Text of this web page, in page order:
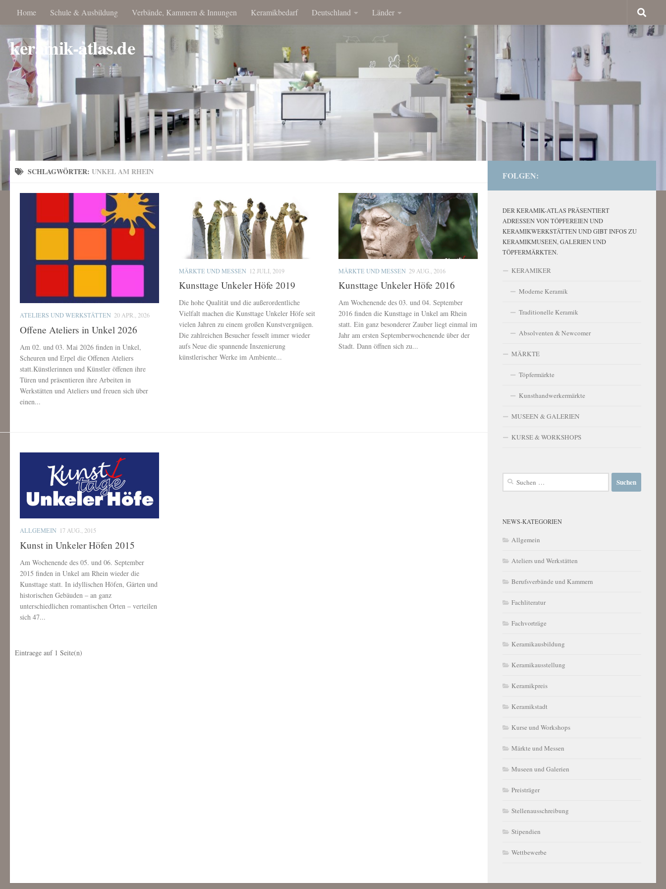
Home Schule & Ausbildung Verbände, Kammern & Innungen Keramikbedarf Deutschland Länder
keramik-atlas.de
SCHLAGWÖRTER: UNKEL AM RHEIN
ATELIERS UND WERKSTÄTTEN 20 APR., 2026
Offene Ateliers in Unkel 2026
Am 02. und 03. Mai 2026 finden in Unkel,
Scheuren und Erpel die Offenen Ateliers
statt.Künstlerinnen und Künstler öffenen ihre
Türen und präsentieren ihre Arbeiten in
Werkstätten und Ateliers und freuen sich über
einen...
MÄRKTE UND MESSEN 12 JULI, 2019
Kunsttage Unkeler Höfe 2019
Die hohe Qualität und die außerordentliche
Vielfalt machen die Kunsttage Unkeler Höfe seit
vielen Jahren zu einem großen Kunstvergnügen.
Die zahlreichen Besucher fesselt immer wieder
aufs Neue die spannende Inszenierung
künstlerischer Werke im Ambiente...
MÄRKTE UND MESSEN 29 AUG., 2016
Kunsttage Unkeler Höfe 2016
Am Wochenende des 03. und 04. September
2016 finden die Kunsttage in Unkel am Rhein
statt. Ein ganz besonderer Zauber liegt einmal im
Jahr am ersten Septemberwochenende über der
Stadt. Dann öffnen sich zu...
ALLGEMEIN 17 AUG., 2015
Kunst in Unkeler Höfen 2015
Am Wochenende des 05. und 06. September
2015 finden in Unkel am Rhein wieder die
Kunsttage statt. In idyllischen Höfen, Gärten und
historischen Gebäuden – an ganz
unterschiedlichen romantischen Orten – verteilen
sich 47...
Eintraege auf 1 Seite(n)
FOLGEN:
DER KERAMIK-ATLAS PRÄSENTIERT
ADRESSEN VON TÖPFEREIEN UND
KERAMIKWERKSTÄTTEN UND GIBT INFOS ZU
KERAMIKMUSEEN, GALERIEN UND
TÖPFERMÄRKTEN.
KERAMIKER
Moderne Keramik
Traditionelle Keramik
Absolventen & Newcomer
MÄRKTE
Töpfermärkte
Kunsthandwerkermärkte
MUSEEN & GALERIEN
KURSE & WORKSHOPS
Suchen
NEWS-KATEGORIEN
Allgemein
Ateliers und Werkstätten
Berufsverbände und Kammern
Fachliteratur
Fachvorträge
Keramikausbildung
Keramikausstellung
Keramikpreis
Keramikstadt
Kurse und Workshops
Märkte und Messen
Museen und Galerien
Preisträger
Stellenausschreibung
Stipendien
Wettbewerbe